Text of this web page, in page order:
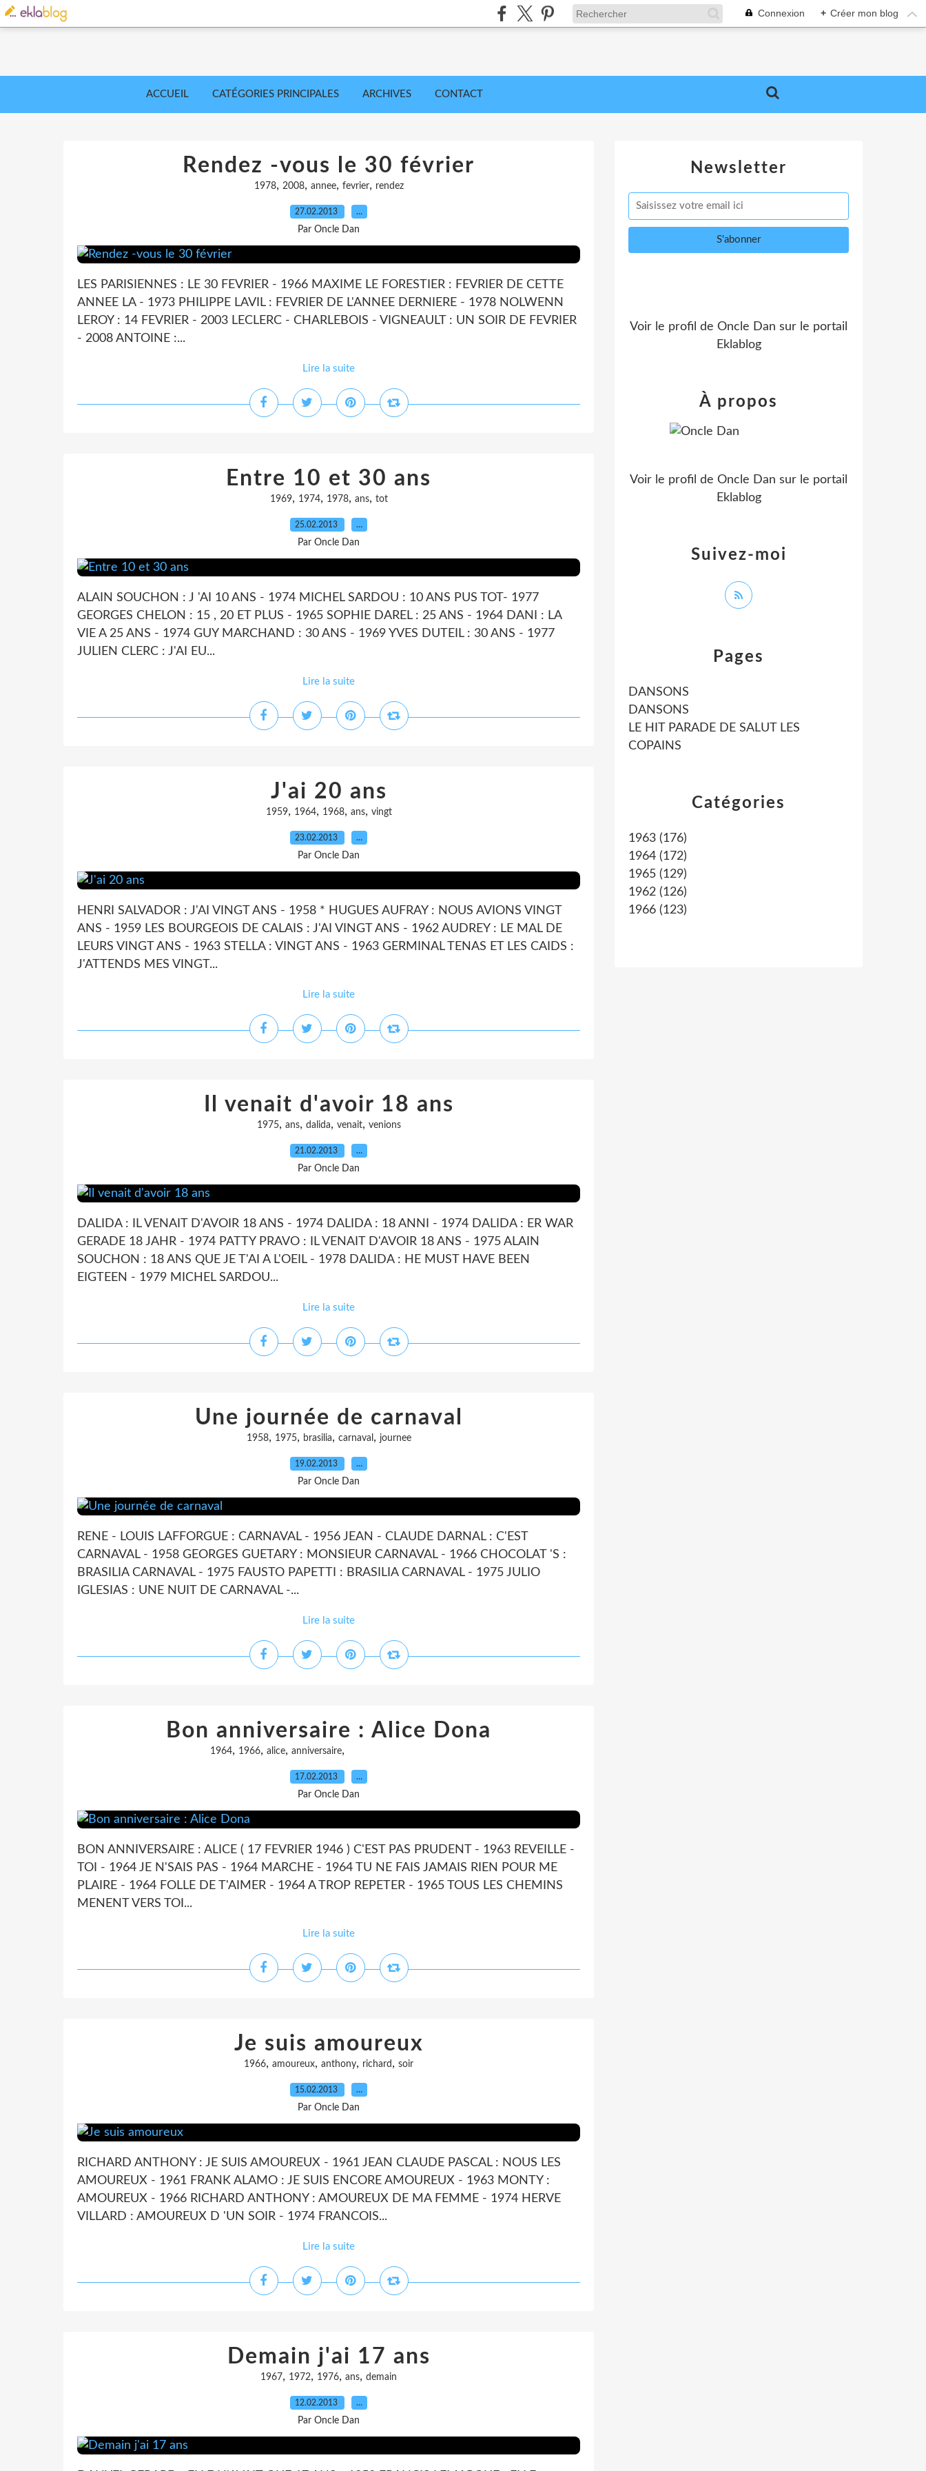
Connexion + Créer mon blog
ACCUEIL CATÉGORIES PRINCIPALES ARCHIVES CONTACT
Rendez -vous le 30 février
1978, 2008, annee, fevrier, rendez
27.02.2013 …
Par Oncle Dan
LES PARISIENNES : LE 30 FEVRIER - 1966 MAXIME LE FORESTIER : FEVRIER DE CETTE
ANNEE LA - 1973 PHILIPPE LAVIL : FEVRIER DE L'ANNEE DERNIERE - 1978 NOLWENN
LEROY : 14 FEVRIER - 2003 LECLERC - CHARLEBOIS - VIGNEAULT : UN SOIR DE FEVRIER
- 2008 ANTOINE :...
Lire la suite
Entre 10 et 30 ans
1969, 1974, 1978, ans, tot
25.02.2013 …
Par Oncle Dan
ALAIN SOUCHON : J 'AI 10 ANS - 1974 MICHEL SARDOU : 10 ANS PUS TOT- 1977
GEORGES CHELON : 15 , 20 ET PLUS - 1965 SOPHIE DAREL : 25 ANS - 1964 DANI : LA
VIE A 25 ANS - 1974 GUY MARCHAND : 30 ANS - 1969 YVES DUTEIL : 30 ANS - 1977
JULIEN CLERC : J'AI EU...
Lire la suite
J'ai 20 ans
1959, 1964, 1968, ans, vingt
23.02.2013 …
Par Oncle Dan
HENRI SALVADOR : J'AI VINGT ANS - 1958 * HUGUES AUFRAY : NOUS AVIONS VINGT
ANS - 1959 LES BOURGEOIS DE CALAIS : J'AI VINGT ANS - 1962 AUDREY : LE MAL DE
LEURS VINGT ANS - 1963 STELLA : VINGT ANS - 1963 GERMINAL TENAS ET LES CAIDS :
J'ATTENDS MES VINGT...
Lire la suite
Il venait d'avoir 18 ans
1975, ans, dalida, venait, venions
21.02.2013 …
Par Oncle Dan
DALIDA : IL VENAIT D'AVOIR 18 ANS - 1974 DALIDA : 18 ANNI - 1974 DALIDA : ER WAR
GERADE 18 JAHR - 1974 PATTY PRAVO : IL VENAIT D'AVOIR 18 ANS - 1975 ALAIN
SOUCHON : 18 ANS QUE JE T'AI A L'OEIL - 1978 DALIDA : HE MUST HAVE BEEN
EIGTEEN - 1979 MICHEL SARDOU...
Lire la suite
Une journée de carnaval
1958, 1975, brasilia, carnaval , journee
19.02.2013 …
Par Oncle Dan
RENE - LOUIS LAFFORGUE : CARNAVAL - 1956 JEAN - CLAUDE DARNAL : C'EST
CARNAVAL - 1958 GEORGES GUETARY : MONSIEUR CARNAVAL - 1966 CHOCOLAT 'S :
BRASILIA CARNAVAL - 1975 FAUSTO PAPETTI : BRASILIA CARNAVAL - 1975 JULIO
IGLESIAS : UNE NUIT DE CARNAVAL -...
Lire la suite
Bon anniversaire : Alice Dona
1964, 1966, alice, anniversaire,
17.02.2013 …
Par Oncle Dan
BON ANNIVERSAIRE : ALICE ( 17 FEVRIER 1946 ) C'EST PAS PRUDENT - 1963 REVEILLE -
TOI - 1964 JE N'SAIS PAS - 1964 MARCHE - 1964 TU NE FAIS JAMAIS RIEN POUR ME
PLAIRE - 1964 FOLLE DE T'AIMER - 1964 A TROP REPETER - 1965 TOUS LES CHEMINS
MENENT VERS TOI...
Lire la suite
Je suis amoureux
1966, amoureux, anthony, richard , soir
15.02.2013 …
Par Oncle Dan
RICHARD ANTHONY : JE SUIS AMOUREUX - 1961 JEAN CLAUDE PASCAL : NOUS LES
AMOUREUX - 1961 FRANK ALAMO : JE SUIS ENCORE AMOUREUX - 1963 MONTY :
AMOUREUX - 1966 RICHARD ANTHONY : AMOUREUX DE MA FEMME - 1974 HERVE
VILLARD : AMOUREUX D 'UN SOIR - 1974 FRANCOIS...
Lire la suite
Demain j'ai 17 ans
1967, 1972, 1976, ans, demain
12.02.2013 …
Par Oncle Dan
Newsletter
Catégories
1963 (176)
1964 (172)
1965 (129)
1962 (126)
1966 (123)
Pages
DANSONS
DANSONS
LE HIT PARADE DE SALUT LES
COPAINS
Voir le profil de Oncle Dan sur le portail
Eklablog
Suivez-moi
À propos
Voir le profil de Oncle Dan sur le portail
Eklablog